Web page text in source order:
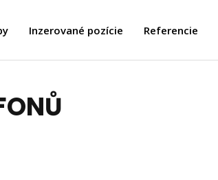
Inzerované pozície Referencie